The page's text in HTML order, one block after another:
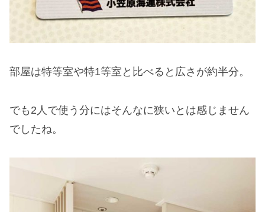
部屋は特等室や特1等室と比べると広さが約半分。
でも2人で使う分にはそんなに狭いとは感じません
でしたね。